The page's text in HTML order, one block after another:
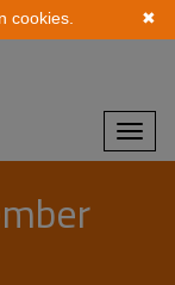
✖
cookies.